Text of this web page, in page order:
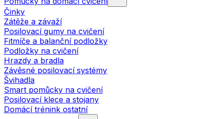
Činky
Zátěže a závaží
Posilovací gumy na cvičení
Fitmíče a balanční podložky
Podložky na cvičení
Hrazdy a bradla
Závěsné posilovací systémy
Švihadla
Smart pomůcky na cvičení
Posilovací klece a stojany
Domácí trénink ostatní